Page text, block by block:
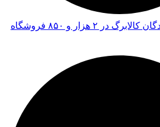
ارائه خدمات به دارندگان کالابرگ در ۲ هزار و ۸۵۰ فروشگاه